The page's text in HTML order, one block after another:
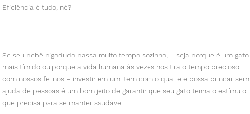
Eficiência é tudo, né?
Se seu bebê bigodudo passa muito tempo sozinho, – seja porque é um gato
mais tímido ou porque a vida humana às vezes nos tira o tempo precioso
com nossos felinos – investir em um item com o qual ele possa brincar sem
ajuda de pessoas é um bom jeito de garantir que seu gato tenha o estímulo
que precisa para se manter saudável.